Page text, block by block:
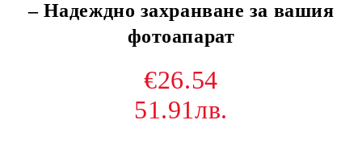
– Надеждно захранване за вашия
фотоапарат
€26.54
51.91лв.